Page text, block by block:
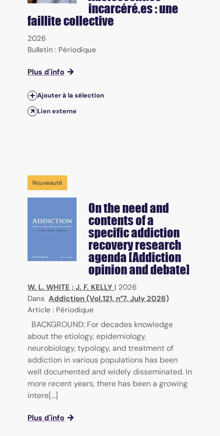
incarcéré.es : une
faillite collective
2026
Bulletin : Périodique
Plus d'info
Ajouter à la sélection
Lien externe
Nouveauté
On the need and
contents of a
specific addiction
recovery research
agenda [Addiction
opinion and debate]
W. L. WHITE ; J. F. KELLY | 2026
Dans Addiction (Vol.121, n°7, July 2026)
Article : Périodique
BACKGROUND: For decades knowledge
about the etiology, epidemiology,
neurobiology, typology, and treatment of
addiction in various populations has been
well documented and widely disseminated. In
more recent years, there has been a growing
intere[...]
Plus d'info